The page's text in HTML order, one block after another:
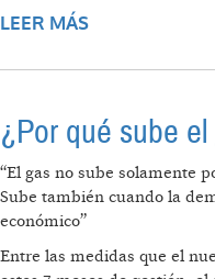
LEER MÁS
UNA
¿Por qué sube
“El gas no sube solamente
Sube también cuando la
económico”
Entre las medidas que el